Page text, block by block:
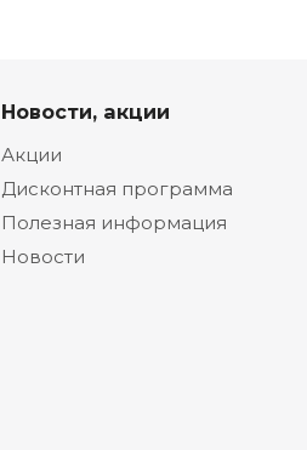
Новости, акции
Акции
Дисконтная программа
Полезная информация
Новости